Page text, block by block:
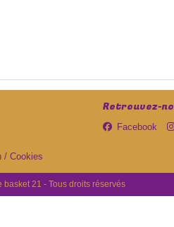
/ Cookies
Retrouvez-
Facebook
21 - Tous droits réservés